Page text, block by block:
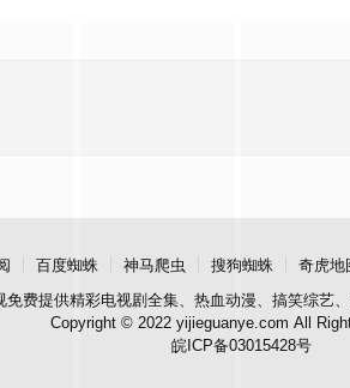
百度蜘蛛 神马爬虫 搜狗蜘蛛 奇虎地
免费提供精彩电视剧全集、热血动漫、搞笑综艺
Copyright © 2022 yijieguanye.com All
皖ICP备03015428号